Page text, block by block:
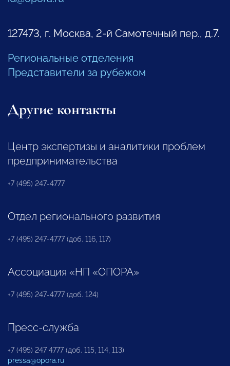
127473, г. Москва, 2-й Самотечный пер., д.7.
Региональные отделения
Представители за рубежом
Другие контакты
Центр экспертизы и аналитики проблем
предпринимательства
+7 (495) 247-4777
Отдел регионального развития
+7 (495) 247-4777 (доб. 116, 117)
Ассоциация «НП «ОПОРА»
+7 (495) 247-4777 (доб. 124)
Пресс-служба
+7 (495) 247 4777 (доб. 115, 114, 113)
pressa@opora.ru